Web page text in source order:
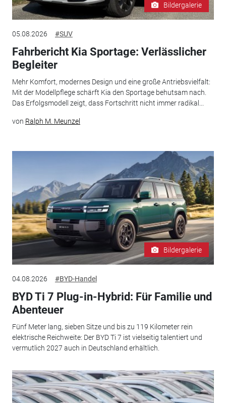
Bildergalerie
05.08.2026 #SUV
Fahrbericht Kia Sportage: Verlässlicher
Begleiter
Mehr Komfort, modernes Design und eine große Antriebsvielfalt:
Mit der Modellpflege schärft Kia den Sportage behutsam nach.
Das Erfolgsmodell zeigt, dass Fortschritt nicht immer radikal...
von Ralph M. Meunzel
Bildergalerie
04.08.2026 #BYD-Handel
BYD Ti 7 Plug-in-Hybrid: Für Familie und
Abenteuer
Fünf Meter lang, sieben Sitze und bis zu 119 Kilometer rein
elektrische Reichweite: Der BYD Ti 7 ist vielseitig talentiert und
vermutlich 2027 auch in Deutschland erhältlich.